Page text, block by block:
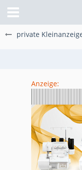
private
Anzeige: